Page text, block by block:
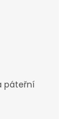
páteřní